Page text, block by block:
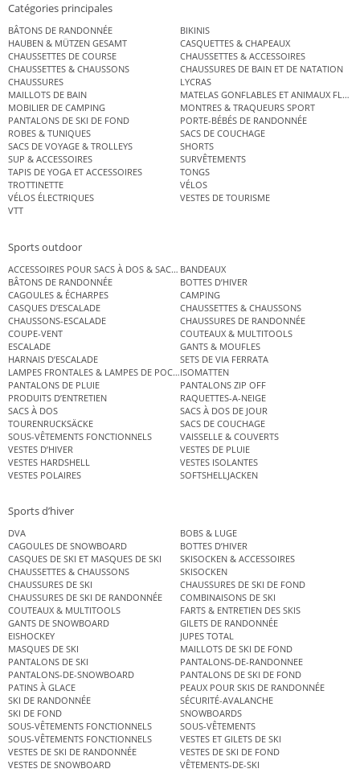
Catégories principales
BÂTONS DE RANDONNÉE
BIKINIS
HAUBEN & MÜTZEN GESAMT
CASQUETTES & CHAPEAUX
CHAUSSETTES DE COURSE
CHAUSSETTES & ACCESSOIRES
CHAUSSETTES & CHAUSSONS
CHAUSSURES DE BAIN ET DE NATATION
CHAUSSURES
LYCRAS
MAILLOTS DE BAIN
MATELAS GONFLABLES ET ANIMAUX
MOBILIER DE CAMPING
MONTRES & TRAQUEURS SPORT
PANTALONS DE SKI DE FOND
PORTE-BÉBÉS DE RANDONNÉE
ROBES & TUNIQUES
SACS DE COUCHAGE
SACS DE VOYAGE & TROLLEYS
SHORTS
SUP & ACCESSOIRES
SURVÊTEMENTS
TAPIS DE YOGA ET ACCESSOIRES
TONGS
TROTTINETTE
VÉLOS
VÉLOS ÉLECTRIQUES
VESTES DE TOURISME
VTT
Sports outdoor
ACCESSOIRES POUR SACS À DOS & SACS ÉTANCHES
BANDEAUX
BÂTONS DE RANDONNÉE
BOTTES D’HIVER
CAGOULES & ÉCHARPES
CAMPING
CASQUES D’ESCALADE
CHAUSSETTES & CHAUSSONS
CHAUSSONS-ESCALADE
CHAUSSURES DE RANDONNÉE
COUPE-VENT
COUTEAUX & MULTITOOLS
ESCALADE
GANTS & MOUFLES
HARNAIS D’ESCALADE
SETS DE VIA FERRATA
LAMPES FRONTALES & LAMPES DE POCHEISOMATTEN
PANTALONS DE PLUIE
PANTALONS ZIP OFF
PRODUITS D’ENTRETIEN
RAQUETTES-A-NEIGE
SACS À DOS
SACS À DOS DE JOUR
TOURENRUCKSÄCKE
SACS DE COUCHAGE
SOUS-VÊTEMENTS FONCTIONNELS
VAISSELLE & COUVERTS
VESTES D’HIVER
VESTES DE PLUIE
VESTES HARDSHELL
VESTES ISOLANTES
VESTES POLAIRES
SOFTSHELLJACKEN
Sports d’hiver
DVA
BOBS & LUGE
CAGOULES DE SNOWBOARD
BOTTES D’HIVER
CASQUES DE SKI ET MASQUES DE SKI
SKISOCKEN & ACCESSOIRES
CHAUSSETTES & CHAUSSONS
SKISOCKEN
CHAUSSURES DE SKI
CHAUSSURES DE SKI DE FOND
CHAUSSURES DE SKI DE RANDONNÉE
COMBINAISONS DE SKI
COUTEAUX & MULTITOOLS
FARTS & ENTRETIEN DES SKIS
GANTS DE SNOWBOARD
GILETS DE RANDONNÉE
EISHOCKEY
JUPES TOTAL
MASQUES DE SKI
MAILLOTS DE SKI DE FOND
PANTALONS DE SKI
PANTALONS-DE-RANDONNEE
PANTALONS-DE-SNOWBOARD
PANTALONS DE SKI DE FOND
PATINS À GLACE
PEAUX POUR SKIS DE RANDONNÉE
SKI DE RANDONNÉE
SÉCURITÉ-AVALANCHE
SKI DE FOND
SNOWBOARDS
SOUS-VÊTEMENTS FONCTIONNELS
SOUS-VÊTEMENTS
SOUS-VÊTEMENTS FONCTIONNELS
VESTES ET GILETS DE SKI
VESTES DE SKI DE RANDONNÉE
VESTES DE SKI DE FOND
VESTES DE SNOWBOARD
VÊTEMENTS-DE-SKI